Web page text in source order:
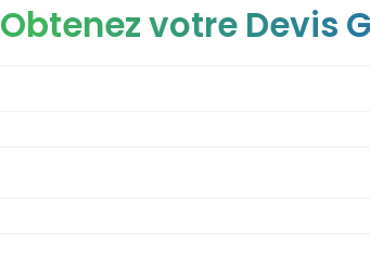
Obtenez votre Devis